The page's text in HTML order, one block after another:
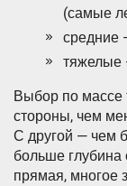
(самые
средние
тяжелые
Выбор по массе
стороны, чем
С другой — чем
больше глубина
прямая, многое